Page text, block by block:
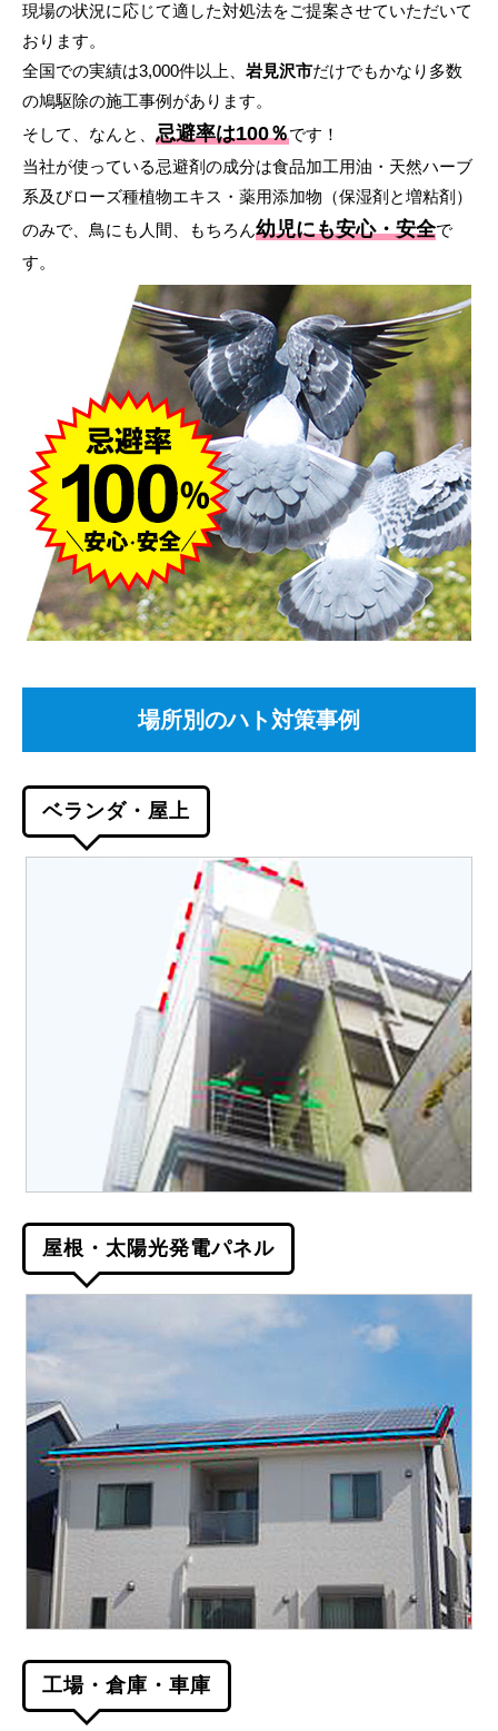
現場の状況に応じて適した対処法をご提案させていただいて
おります。
全国での実績は3,000件以上、 岩見沢市だけでもかなり多数
の鳩駆除の施工事例があります。
そして、なんと、 忌避率は100％です！
当社が使っている忌避剤の成分は食品加工用油・天然ハーブ
系及びローズ種植物エキス・薬用添加物（保湿剤と増粘剤）
のみで、鳥にも人間、もちろん幼児にも安心・安全で
す。
場所別のハト対策事例
ベランダ・屋上
屋根・太陽光発電パネル
工場・倉庫・車庫